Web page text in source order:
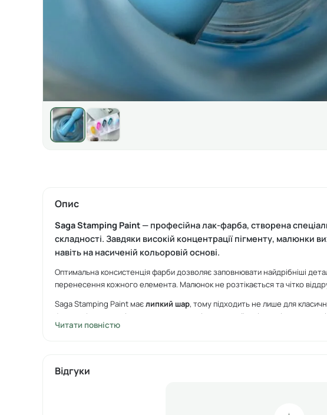
Опис
Saga Stamping Paint— професійна лак-фарба, створена
складності. Завдяки високій концентрації пігменту, малюнки
навіть на насиченій кольоровій основі.
Оптимальна консистенція фарби дозволяє заповнювати найдрібніші
перенесення кожного елемента. Малюнок не розтікається та чітко
Saga Stamping Paint маєлипкий шар, тому підходить не лише для
фольги
. Ідеально підходить як для досвідчених майстрів, так і для
щільна текстура для чіткого заповнення деталей пластин;
Читати повністю
Відгуки